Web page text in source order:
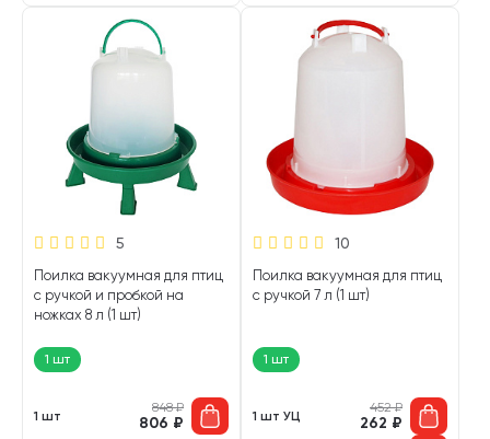
5
Поилка вакуумная для птиц
с ручкой и пробкой на
ножках 8 л (1 шт)
1 шт
1 шт
848₽
806 ₽
10
Поилка вакуумная для птиц
с ручкой 7 л (1 шт)
1 шт
1 шт УЦ
452₽
262 ₽